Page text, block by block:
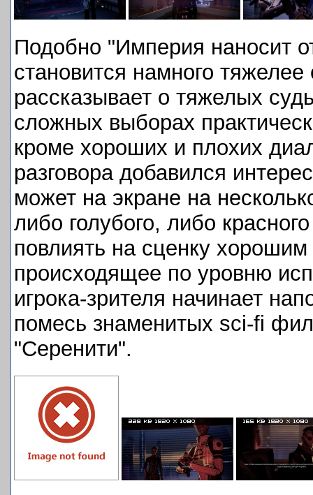
Подобно "Империя наносит
становится намного
рассказывает о тяжелых
сложных выборах
кроме хороших и плохих
разговора добавился
может на экране на
либо голубого, либо
повлиять на сценку
происходящее по уровню
игрока-зрителя начинает
помесь знаменитых sci-fi
"Серенити".